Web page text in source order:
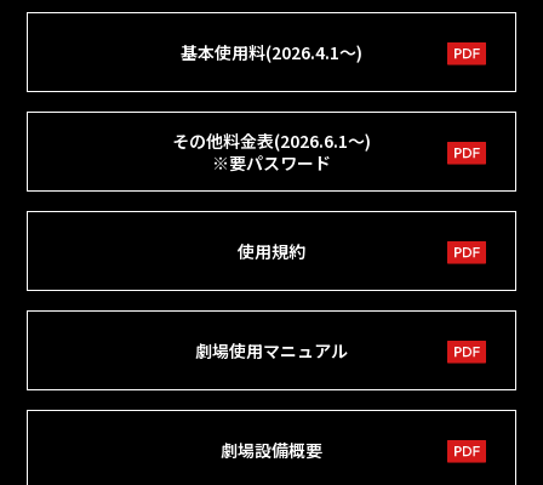
基本使用料(2026.4.1～)
その他料金表(2026.6.1～)
※要パスワード
使用規約
劇場使用マニュアル
劇場設備概要